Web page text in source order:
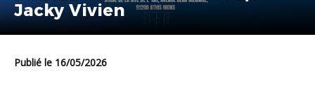
Jacky Vivien
Publié le 16/05/2026